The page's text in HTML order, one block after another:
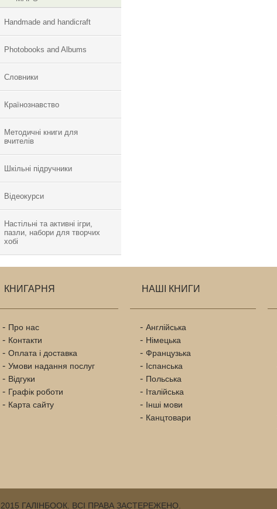
Handmade and handicraft
Photobooks and Albums
Словники
Країнознавство
Методичні книги для
вчителів
Шкільні підручники
Відеокурси
Настільні та активні ігри,
пазли, набори для творчих
хобі
КНИГАРНЯ
Про нас
Контакти
Оплата і доставка
Умови надання послуг
Відгуки
Графік роботи
Карта сайту
НАШІ КНИГИ
Англійська
Німецька
Французька
Іспанська
Польська
Італійська
Інші мови
Канцтовари
ГАЛІНБООК. ВСІ ПРАВА ЗАСТЕРЕЖЕНО.